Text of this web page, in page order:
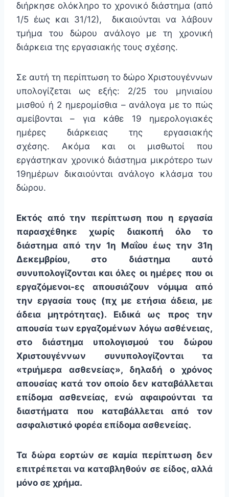
διήρκησε ολόκληρο το χρονικό διάστημα (από
1/5 έως και 31/12), δικαιούνται να λάβουν
τμήμα του δώρου ανάλογο με τη χρονική
διάρκεια της εργασιακής τους σχέσης.
Σε αυτή τη περίπτωση το δώρο Χριστουγέννων
υπολογίζεται ως εξής: 2/25 του μηνιαίου
μισθού ή 2 ημερομίσθια – ανάλογα με το πώς
αμείβονται – για κάθε 19 ημερολογιακές
ημέρες διάρκειας της εργασιακής
σχέσης. Ακόμα και οι μισθωτοί που
εργάστηκαν χρονικό διάστημα μικρότερο των
19ημέρων δικαιούνται ανάλογο κλάσμα του
δώρου.
Εκτός από την περίπτωση που η εργασία
παρασχέθηκε χωρίς διακοπή όλο το
διάστημα από την 1η Μαΐου έως την 31η
Δεκεμβρίου, στο διάστημα αυτό
συνυπολογίζονται και όλες οι ημέρες που οι
εργαζόμενοι-ες απουσιάζουν νόμιμα από
την εργασία τους (πχ με ετήσια άδεια, με
άδεια μητρότητας). Ειδικά ως προς την
απουσία των εργαζομένων λόγω ασθένειας,
στο διάστημα υπολογισμού του δώρου
Χριστουγέννων συνυπολογίζονται τα
«τριήμερα ασθενείας», δηλαδή ο χρόνος
απουσίας κατά τον οποίο δεν καταβάλλεται
επίδομα ασθενείας, ενώ αφαιρούνται τα
διαστήματα που καταβάλλεται από τον
ασφαλιστικό φορέα επίδομα ασθενείας.
Τα δώρα εορτών σε καμία περίπτωση δεν
επιτρέπεται να καταβληθούν σε είδος, αλλά
μόνο σε χρήμα.